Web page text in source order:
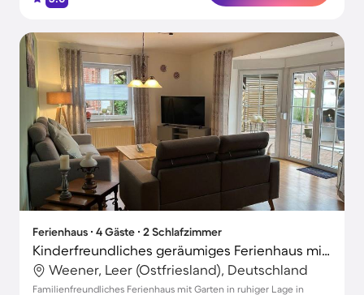
Ferienhaus ∙ 4 Gäste ∙ 2 Schlafzimmer
Kinderfreundliches geräumiges Ferienhaus mit Grill, Garten und Terrasse
Weener, Leer (Ostfriesland), Deutschland
Familienfreundliches Ferienhaus mit Garten in ruhiger Lage in